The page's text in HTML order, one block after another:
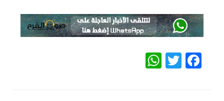
Facebook
Twitter
WhatsApp